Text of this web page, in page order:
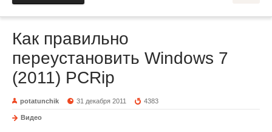
Как правильно
переустановить Windows 7
(2011) PCRip
potatunchik 31 декабря 2011 4383
Видео